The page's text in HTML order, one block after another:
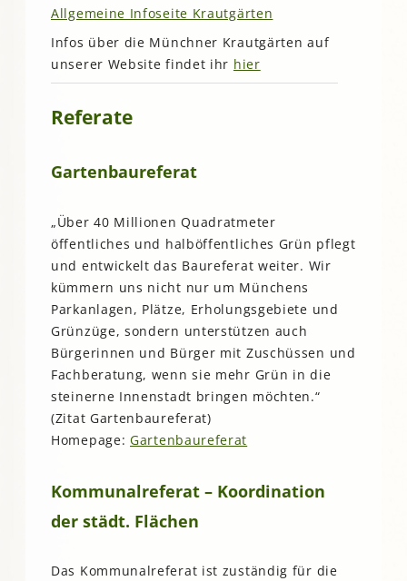
Allgemeine Infoseite Krautgärten
Infos über die Münchner Krautgärten auf
unserer Website findet ihr hier
Referate
Gartenbaureferat
„Über 40 Millionen Quadratmeter
öffentliches und halböffentliches Grün pflegt
und entwickelt das Baureferat weiter. Wir
kümmern uns nicht nur um Münchens
Parkanlagen, Plätze, Erholungsgebiete und
Grünzüge, sondern unterstützen auch
Bürgerinnen und Bürger mit Zuschüssen und
Fachberatung, wenn sie mehr Grün in die
steinerne Innenstadt bringen möchten.“
(Zitat Gartenbaureferat)
Homepage: Gartenbaureferat
Kommunalreferat – Koordination
der städt. Flächen
Das Kommunalreferat ist zuständig für die